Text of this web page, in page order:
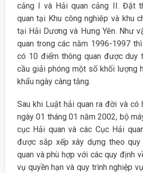
cảng I và Hải quan cảng II. Đặt
quan tại Khu công nghiêp và khu
tại Hải Dương và Hưng Yên. Như
quan trong các năm 1996-1997
có 10 điểm thông quan được duy
cầu giải phóng một số khối lượng
khẩu ngày càng tăng.
Sau khi Luật hải quan ra đời và có
ngày 01 tháng 01 năm 2002, bộ
cục Hải quan và các Cục Hải
được sắp xếp xây dựng theo
quan và phù hợp với các quy định
vụ quyền hạn và quy trình nghiệp